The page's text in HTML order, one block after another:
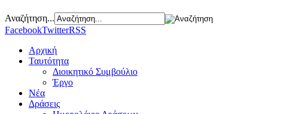
Αναζήτηση...
FacebookTwitterRSS
Αρχική
Ταυτότητα
Διοικητικό Συμβούλιο
Έργο
Νέα
Δράσεις